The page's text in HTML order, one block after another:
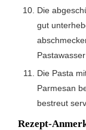
Die abgeschüttete Pasta mit in die Pfanne geben und
gut
Die Pasta mit frischem Basilikum und frisch geriebenem
Parmesan
bestreut
Rezept-